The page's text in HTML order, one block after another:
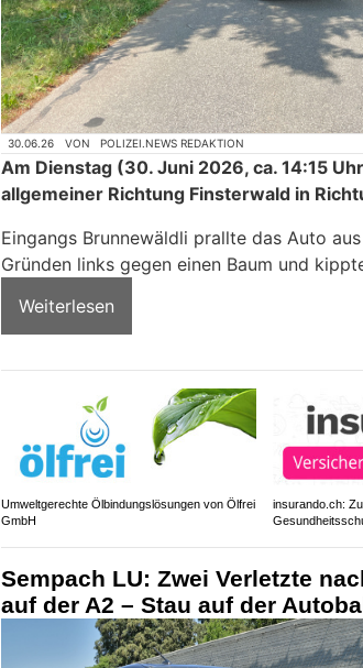
30.06.26 VON POLIZEI.NEWS REDAKTION
Am Dienstag (30. Juni 2026, ca. 14:15
allgemeiner Richtung Finsterwald in
Eingangs Brunnewäldli prallte das Auto
Gründen links gegen einen Baum und
Weiterlesen
Umweltgerechte Ölbindungslösungen von Ölfrei
GmbH
insurando.ch:
Sempach LU: Zwei Verletzte
auf der A2 – Stau auf der